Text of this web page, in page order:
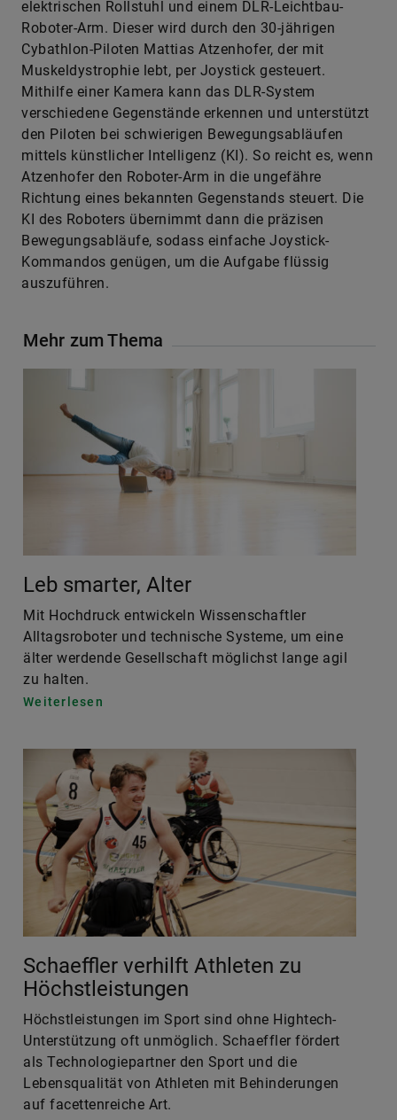
elektrischen Rollstuhl und einem DLR-Leichtbau-
Roboter-Arm. Dieser wird durch den 30-jährigen
Cybathlon-Piloten Mattias Atzenhofer, der mit
Muskeldystrophie lebt, per Joystick gesteuert.
Mithilfe einer Kamera kann das DLR-System
verschiedene Gegenstände erkennen und unterstützt
den Piloten bei schwierigen Bewegungsabläufen
mittels künstlicher Intelligenz (KI). So reicht es, wenn
Atzenhofer den Roboter-Arm in die ungefähre
Richtung eines bekannten Gegenstands steuert. Die
KI des Roboters übernimmt dann die präzisen
Bewegungsabläufe, sodass einfache Joystick-
Kommandos genügen, um die Aufgabe flüssig
auszuführen.
Mehr zum Thema
Leb smarter, Alter
Mit Hochdruck entwickeln Wissenschaftler
Alltagsroboter und technische Systeme, um eine
älter werdende Gesellschaft möglichst lange agil
zu halten.
Weiterlesen
Schaeffler verhilft Athleten zu
Höchstleistungen
Höchstleistungen im Sport sind ohne Hightech-
Unterstützung oft unmöglich. Schaeffler fördert
als Technologiepartner den Sport und die
Lebensqualität von Athleten mit Behinderungen
auf facettenreiche Art.